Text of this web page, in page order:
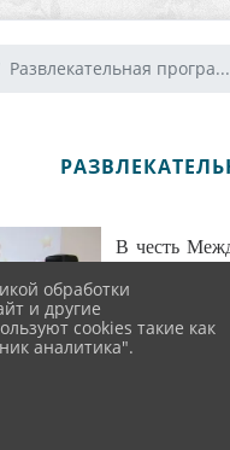
Развлекательная програ...
В честь
программа «В
Юных гостей
Забавушка.
детства, и
участники
обработки
и другие
cookies такие как
аналитика".